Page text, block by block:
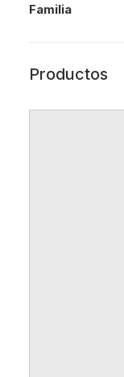
Familia
Productos